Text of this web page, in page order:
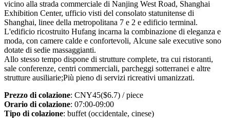
vicino alla strada commerciale di Nanjing West Road, Shanghai
Exhibition Center, ufficio visti del consolato statunitense di
Shanghai, linee della metropolitana 7 e 2 e edificio terminal.
L'edificio ricostruito Hufang incarna la combinazione di eleganza e
moda, con camere calde e confortevoli, Alcune sale executive sono
dotate di sedie massaggianti.
Allo stesso tempo dispone di strutture complete, tra cui ristoranti,
sale conferenze, centri commerciali, parcheggi sotterranei e altre
strutture ausiliarie;Più pieno di servizi ricreativi umanizzati.
Prezzo di colazione: CNY45($6.7) / piece
Orario di colazione: 07:00-09:00
Tipo di colazione: buffet (occidentale, cinese)